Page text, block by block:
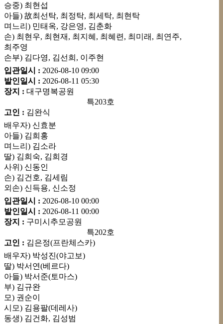
승중) 최현섭
아들) 故최선탁, 최정탁, 최세탁, 최현탁
며느리) 민태옥, 강은영, 김춘화
손) 최현우, 최현재, 최지혜, 최혜련, 최미래, 최연주,
최주영
손부) 김다영, 김선희, 이주현
입관일시 : 2026-08-10 09:00
발인일시 : 2026-08-11 05:30
장지 : 대구명복공원
특203호
고인 : 김완식
배우자) 신효분
아들) 김희홍
며느리) 김소라
딸) 김희숙, 김희경
사위) 신동인
손) 김건호, 김세림
외손) 신득용, 신소정
입관일시 : 2026-08-10 00:00
발인일시 : 2026-08-11 00:00
장지 : 구미시추모공원
특202호
고인 : 김은정(프란체스카)
배우자) 박성진(야고보)
딸) 박서연(베르다)
아들) 박서준(토마스)
부) 김규완
모) 권순이
시모) 김용팔(데레사)
동생) 김건화, 김성범